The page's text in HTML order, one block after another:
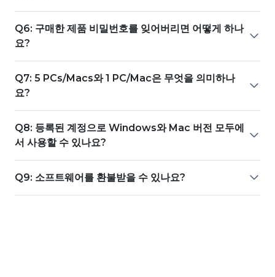
Q6: 구매한 제품 비밀번호를 잊어버리면 어떻게 하나
요?
Q7: 5 PCs/Macs와 1 PC/Mac은 무엇을 의미하나
요?
Q8: 등록된 계정으로 Windows와 Mac 버전 모두에
서 사용할 수 있나요?
Q9: 소프트웨어를 환불받을 수 있나요?